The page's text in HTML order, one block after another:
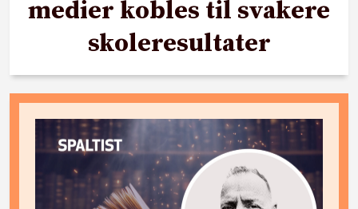
medier kobles til svakere
skoleresultater